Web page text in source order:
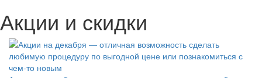
Акции и скидки